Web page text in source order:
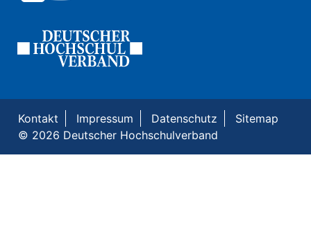
Kontakt Impressum Datenschutz
Sitemap
© 2026 Deutscher Hochschulverband